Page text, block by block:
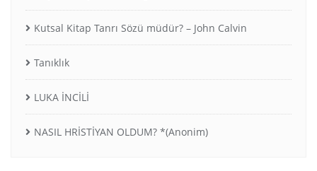
Kutsal Kitap Tanrı Sözü müdür? – John Calvin
Tanıklık
LUKA İNCİLİ
NASIL HRİSTİYAN OLDUM? *(Anonim)